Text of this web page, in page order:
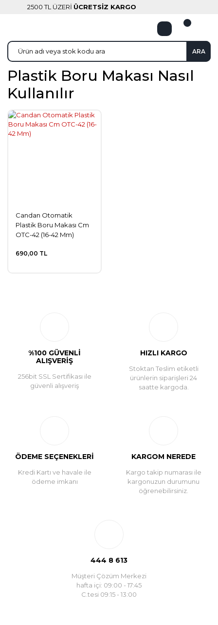
2500 TL ÜZERİ ÜCRETSİZ KARGO
ARA
Plastik Boru Makası Nasıl
Kullanılır
Candan Otomatik
Plastik Boru Makası Cm
OTC-42 (16-42 Mm)
690,00 TL
%100 GÜVENLİ
ALIŞVERİŞ
256bit SSL Sertifikası ile
güvenli alışveriş
HIZLI KARGO
Stoktan Teslim etiketli
ürünlerin siparişleri 24
saatte kargoda.
ÖDEME SEÇENEKLERİ
Kredi Kartı ve havale ile
ödeme imkanı
KARGOM NEREDE
Kargo takip numarası ile
kargonuzun durumunu
öğrenebilirsiniz.
444 8 613
Müşteri Çözüm Merkezi
hafta içi: 09:00 - 17:45
C.tesi 09:15 - 13:00